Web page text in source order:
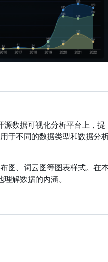
数据可视化分析平台上，提
于不同的数据类型和数据分
图、词云图等图表样式。在本
解数据的内涵。